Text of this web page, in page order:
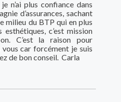
n’ai plus confiance dans
d’assurances, sachant
milieu du BTP qui en plus
c’est mission
C’est la raison pour
car forcément je suis
de bon conseil. Carla